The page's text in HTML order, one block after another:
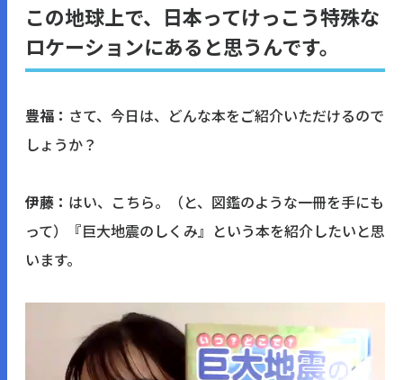
この地球上で、日本ってけっこう特殊な
ロケーションにあると思うんです。
豊福： さて、今日は、どんな本をご紹介いただけるので
しょうか？
伊藤： はい、こちら。（と、図鑑のような一冊を手にも
って）『巨大地震のしくみ』という本を紹介したいと思
います。